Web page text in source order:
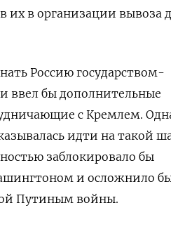
в организации вывоза
Россию государством-
ввел бы дополнительные
с Кремлем.
идти на такой
заблокировало бы
и осложнило
Путиным войны.